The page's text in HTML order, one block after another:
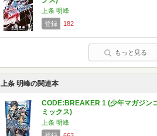
上条 明峰
登録
182
もっと見る
上条 明峰の関連本
CODE:BREAKER 1 (少年マガジン
ミックス)
上条 明峰